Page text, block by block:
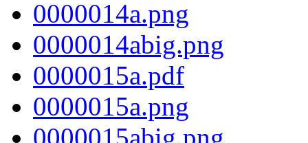
0000014a.png
0000014abig.png
0000015a.pdf
0000015a.png